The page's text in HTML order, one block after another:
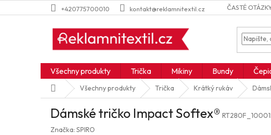
na
+420775700010 kontakt@reklamnitextil.cz ČASTÉ
Všechny produkty Trička Mikiny Bundy
Domů Všechny produkty Trička Krátký rukáv
Dámské tričko Impact Softex®
Značka: SPIRO